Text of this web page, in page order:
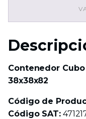
Contenedor
38x38x82
Código de
Código SAT: